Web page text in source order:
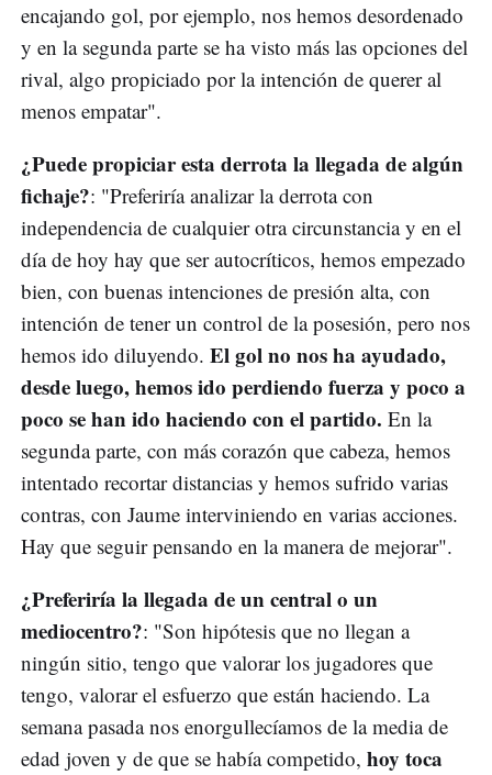
encajando gol, por ejemplo, nos hemos desordenado
y en la segunda parte se ha visto más las opciones del
rival, algo propiciado por la intención de querer al
menos empatar".
¿Puede propiciar esta derrota la llegada de algún
fichaje?: "Preferiría analizar la derrota con
independencia de cualquier otra circunstancia y en el
día de hoy hay que ser autocríticos, hemos empezado
bien, con buenas intenciones de presión alta, con
intención de tener un control de la posesión, pero nos
hemos ido diluyendo. El gol no nos ha ayudado,
desde luego, hemos ido perdiendo fuerza y poco a
poco se han ido haciendo con el partido. En la
segunda parte, con más corazón que cabeza, hemos
intentado recortar distancias y hemos sufrido varias
contras, con Jaume interviniendo en varias acciones.
Hay que seguir pensando en la manera de mejorar".
¿Preferiría la llegada de un central o un
mediocentro?: "Son hipótesis que no llegan a
ningún sitio, tengo que valorar los jugadores que
tengo, valorar el esfuerzo que están haciendo. La
semana pasada nos enorgullecíamos de la media de
edad joven y de que se había competido, hoy toca